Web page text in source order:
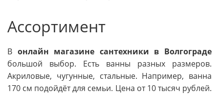
Ассортимент
В онлайн магазине сантехники в Волгограде
большой выбор. Есть ванны разных размеров.
Акриловые, чугунные, стальные. Например, ванна
170 см подойдёт для семьи. Цена от 10 тысяч рублей.